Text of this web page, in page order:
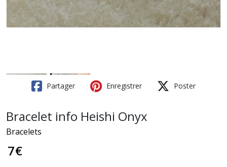
Partager Enregistrer Poster
Bracelet info Heishi Onyx
Bracelets
7€